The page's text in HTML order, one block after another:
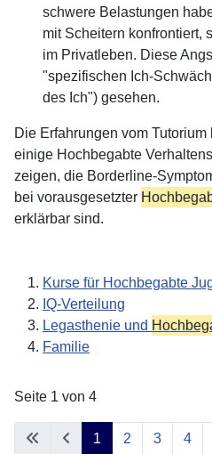
schwere Belastungen
mit Scheitern konfrontiert,
im Privatleben. Diese
"spezifischen Ich-
des Ich") gesehen.
Die Erfahrungen vom
einige Hochbegabte
zeigen, die Borderline-
bei vorausgesetzter
erklärbar sind.
Kurse für Hochbegabte
IQ-Verteilung
Legasthenie und
Familie
Seite 1 von 4
1 2 3 4